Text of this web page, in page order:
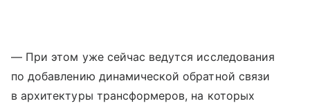
— При этом уже сейчас ведутся исследования
по добавлению динамической обратной связи
в архитектуры трансформеров, на которых